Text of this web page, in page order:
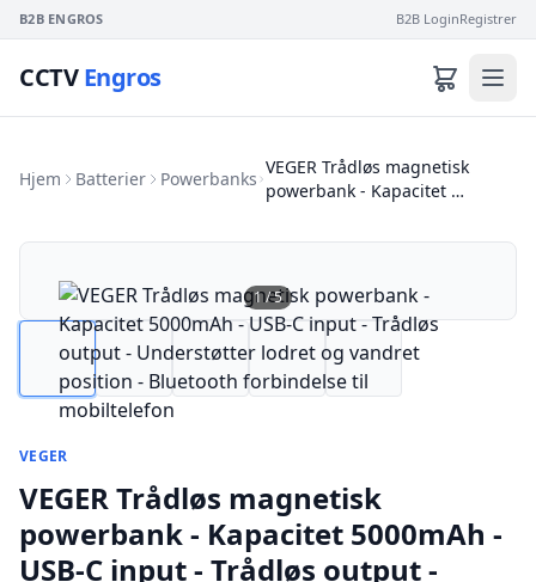
B2B ENGROS B2B LoginRegistrer
CCTVEngros
Hjem Batterier Powerbanks
VEGER Trådløs magnetisk
powerbank - Kapacitet …
1/5
VEGER
VEGER Trådløs magnetisk
powerbank - Kapacitet 5000mAh -
USB-C input - Trådløs output -